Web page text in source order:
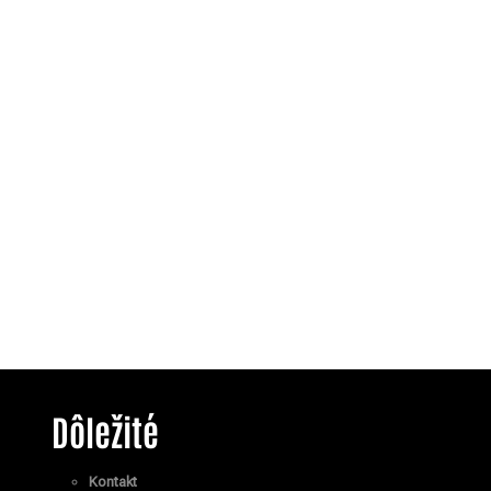
Dôležité
Kontakt